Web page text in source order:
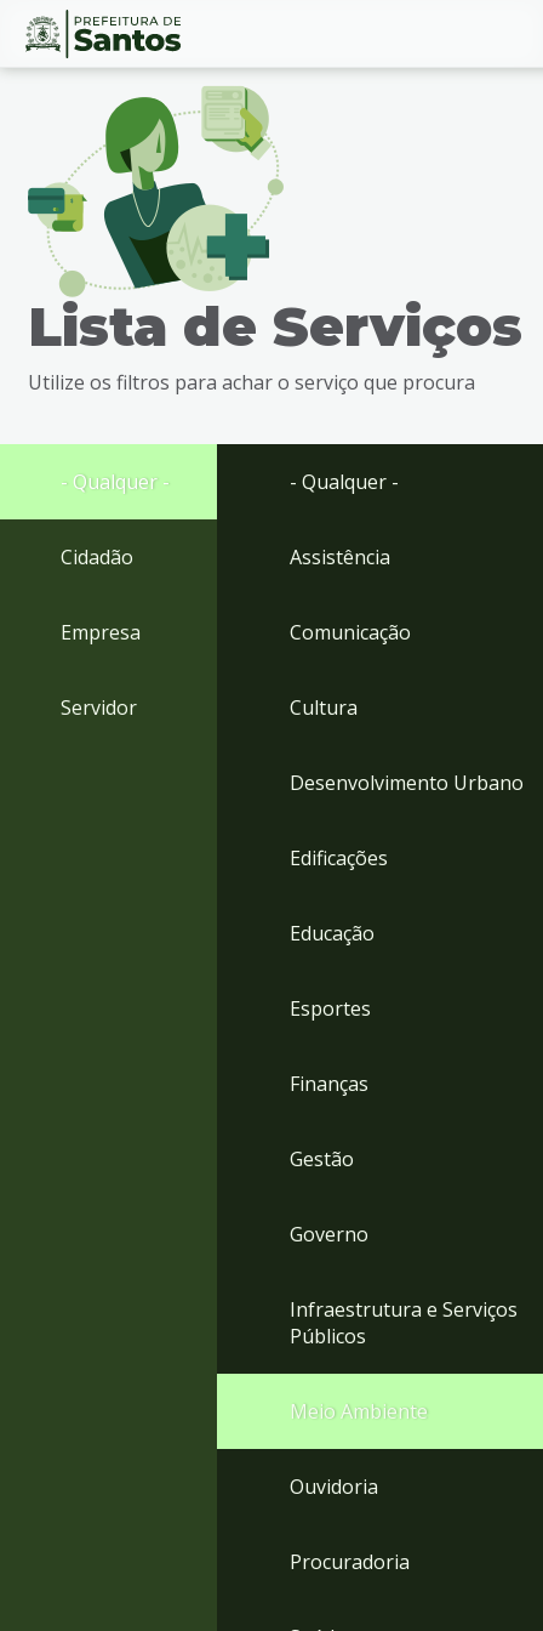
Ir
busca
Ir
rodapé
Conteúdo
Lista de Serviços
Utilize os filtros para achar o serviço que procura
- Qualquer -
Cidadão
Empresa
Servidor
- Qualquer -
Assistência
Comunicação
Cultura
Desenvolvimento Urbano
Edificações
Educação
Esportes
Finanças
Gestão
Governo
Infraestrutura e Serviços
Públicos
Meio Ambiente
Ouvidoria
Procuradoria